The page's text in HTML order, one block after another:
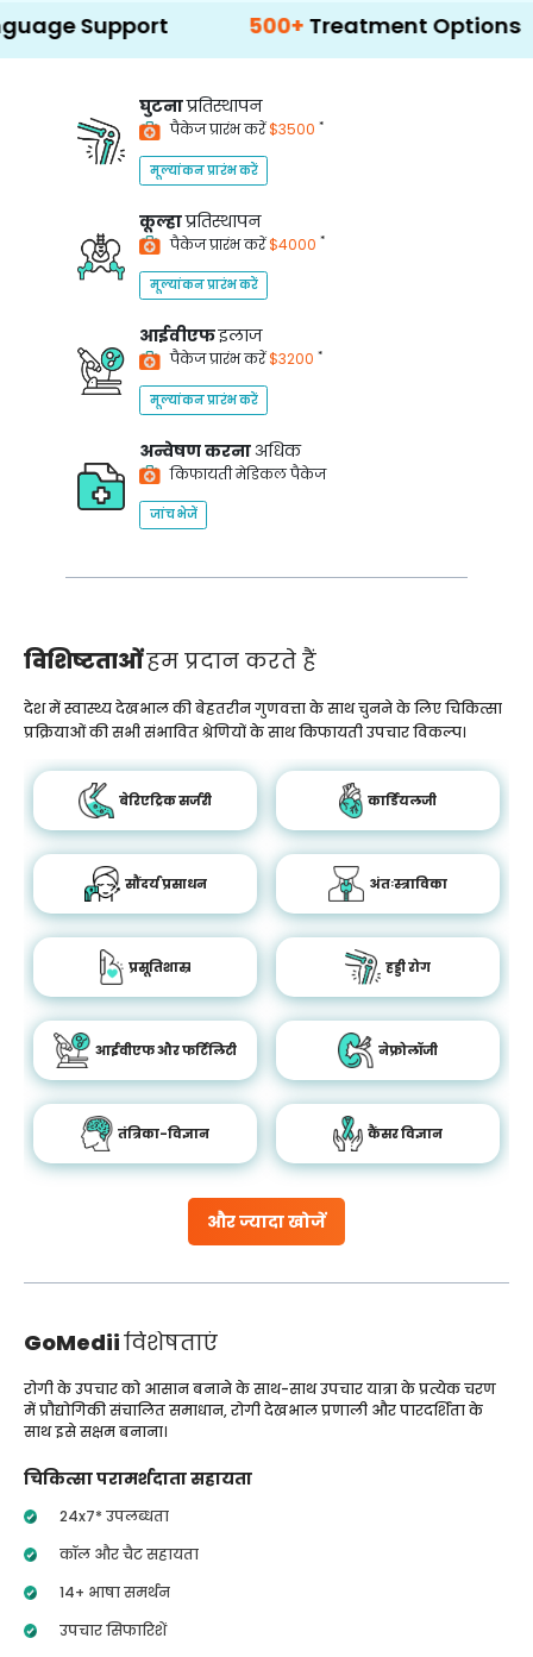
Treatment Options
घुटनाप्रतिस्थापन
पैकेज प्रारंभ करें$3500 *
मूल्यांकन प्रारंभ करें
कूल्हाप्रतिस्थापन
पैकेज प्रारंभ करें$4000 *
मूल्यांकन प्रारंभ करें
आईवीएफइलाज
पैकेज प्रारंभ करें$3200 *
मूल्यांकन प्रारंभ करें
अन्वेषण करना अधिक
किफायती मेडिकल पैकेज
जांच भेजें
विशिष्टताओंहम प्रदान करते हैं
और ज्यादा खोजें
देश में स्वास्थ्य देखभाल की बेहतरीन गुणवत्ता के साथ चुनने के लिए चिकित्सा
प्रक्रियाओं की सभी संभावित श्रेणियों के साथ किफायती उपचार विकल्प।
बेरिएट्रिक सर्जरी कार्डियलजी
सौंदर्य प्रसाधन अंतःस्त्राविका
प्रसूतिशास्र हड्डी रोग
आईवीएफ और फर्टिलिटी नेफ्रोलॉजी
तंत्रिका-विज्ञान कैंसर विज्ञान
GoMediiविशेषताएं
रोगी के उपचार को आसान बनाने के साथ-साथ उपचार यात्रा के प्रत्येक चरण
में प्रौद्योगिकी संचालित समाधान, रोगी देखभाल प्रणाली और पारदर्शिता के
साथ इसे सक्षम बनाना।
चिकित्सा परामर्शदाता सहायता
24x7* उपलब्धता
कॉल और चैट सहायता
14+ भाषा समर्थन
उपचार सिफारिशें